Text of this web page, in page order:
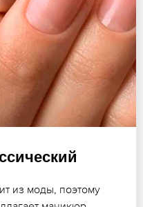
из моды, поэтому